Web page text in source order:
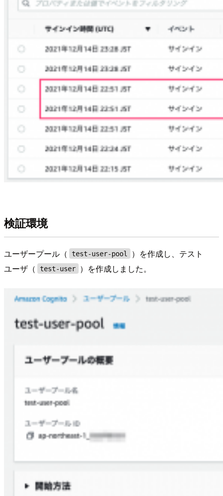
検証環境
ユーザープール（ test-user-pool
）を作成し、テスト
ユーザ（
test-user ）を作成しました。